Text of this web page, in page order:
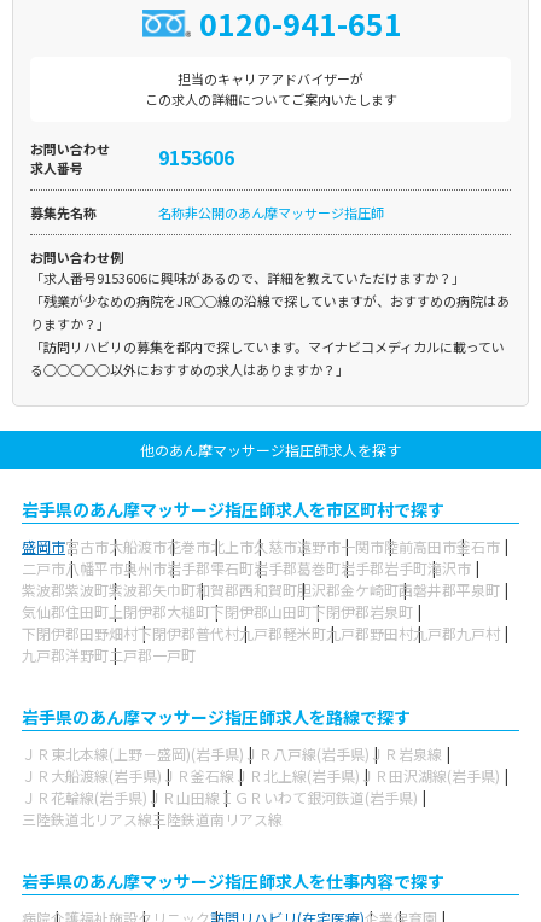
0120-941-651
担当のキャリアアドバイザーが
この求人の詳細についてご案内いたします
お問い合わせ
求人番号
9153606
募集先名称 名称非公開のあん摩マッサージ指圧師
お問い合わせ例
「求人番号9153606に興味があるので、詳細を教えていただけますか？」
「残業が少なめの病院をJR○○線の沿線で探していますが、おすすめの病院はあ
りますか？」
「訪問リハビリの募集を都内で探しています。マイナビコメディカルに載ってい
る○○○○○以外におすすめの求人はありますか？」
他のあん摩マッサージ指圧師求人を探す
岩手県のあん摩マッサージ指圧師求人を市区町村で探す
盛岡市宮古市大船渡市花巻市北上市久慈市遠野市一関市陸前高田市釜石市
二戸市八幡平市奥州市岩手郡雫石町岩手郡葛巻町岩手郡岩手町滝沢市
紫波郡紫波町紫波郡矢巾町和賀郡西和賀町胆沢郡金ケ崎町西磐井郡平泉町
気仙郡住田町 上閉伊郡大槌町下閉伊郡山田町下閉伊郡岩泉町
下閉伊郡田野畑村下閉伊郡普代村九戸郡軽米町九戸郡野田村九戸郡九戸村
九戸郡洋野町二戸郡一戸町
岩手県のあん摩マッサージ指圧師求人を路線で探す
ＪＲ東北本線(上野－盛岡)(岩手県) ＪＲ八戸線(岩手県) ＪＲ岩泉線
ＪＲ大船渡線(岩手県) ＪＲ釜石線 ＪＲ北上線(岩手県) ＪＲ田沢湖線(岩手県)
ＪＲ花輪線(岩手県) ＪＲ山田線 ＩＧＲいわて銀河鉄道(岩手県)
三陸鉄道北リアス線三陸鉄道南リアス線
岩手県のあん摩マッサージ指圧師求人を仕事内容で探す